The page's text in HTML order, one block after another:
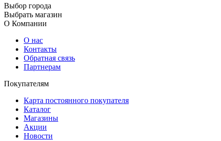
Выбор города
Выбрать магазин
О Компании
О нас
Контакты
Обратная связь
Партнерам
Покупателям
Карта постоянного покупателя
Каталог
Магазины
Акции
Новости